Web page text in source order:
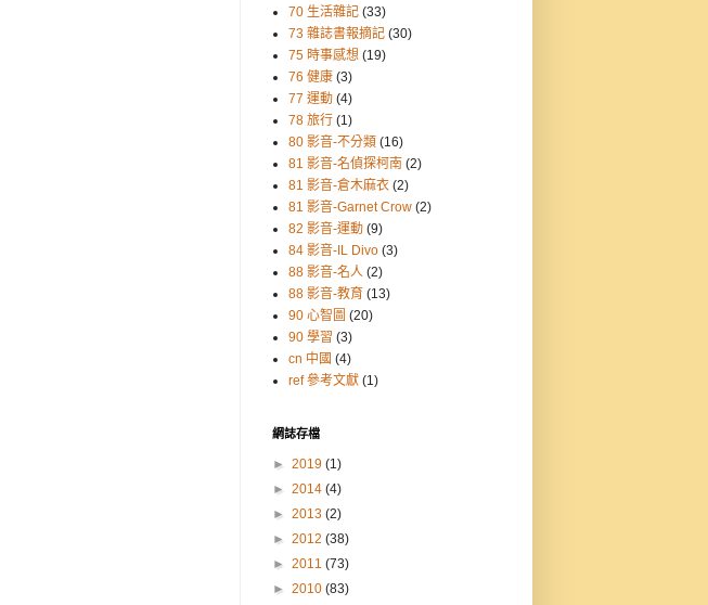
70 生活雜記 (33)
73 雜誌書報摘記 (30)
75 時事感想 (19)
76 健康 (3)
77 運動 (4)
78 旅行 (1)
80 影音-不分類 (16)
81 影音-名偵探柯南 (2)
81 影音-倉木麻衣 (2)
81 影音-Garnet Crow (2)
82 影音-運動 (9)
84 影音-IL Divo (3)
88 影音-名人 (2)
88 影音-教育 (13)
90 心智圖 (20)
90 學習 (3)
cn 中國 (4)
ref 參考文獻 (1)
網誌存檔
► 2019 (1)
► 2014 (4)
► 2013 (2)
► 2012 (38)
► 2011 (73)
► 2010 (83)